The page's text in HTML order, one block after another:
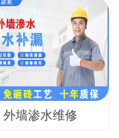
外墙渗水维修